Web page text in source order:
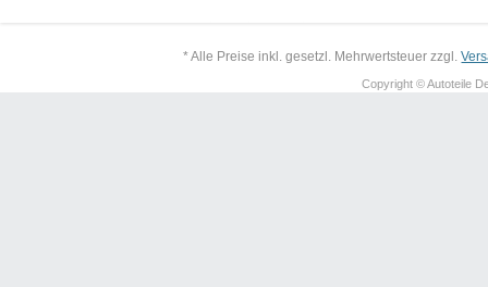
* Alle Preise inkl. gesetzl. Mehrwertsteuer zzgl.
Copyright © Autoteile